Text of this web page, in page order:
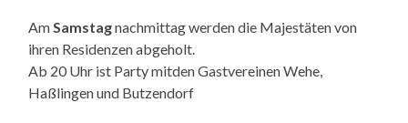
AmSamstagnachmittag werden die Majestäten von
ihren Residenzen abgeholt.
Ab 20 Uhr ist Party mitden Gastvereinen Wehe,
Haßlingen und Butzendorf